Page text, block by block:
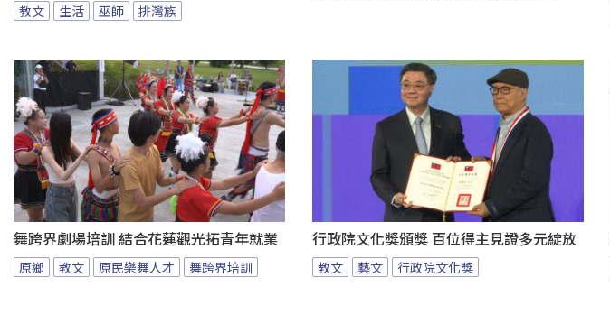
教文 生活 巫師 排灣族
舞跨界劇場培訓 結合花蓮觀光拓青年就業
原鄉 教文 原民樂舞人才 舞跨界培訓
行政院文化獎頒獎 百位得主見證多元綻放
教文 藝文 行政院文化獎